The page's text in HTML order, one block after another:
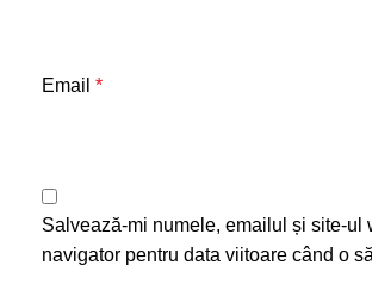
Email *
Salvează-mi numele, emailul și site-ul
navigator pentru data viitoare când o